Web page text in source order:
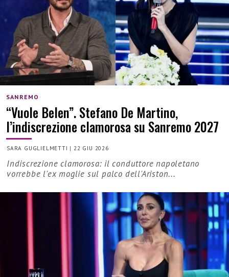
SANREMO
“Vuole Belen”. Stefano De Martino,
l’indiscrezione clamorosa su Sanremo 2027
SARA GUGLIELMETTI |22 GIU 2026
Indiscrezione clamorosa: il conduttore napoletano
vorrebbe l'ex moglie sul palco dell'Ariston...